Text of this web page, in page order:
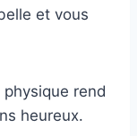
et vous
rend
heureux.